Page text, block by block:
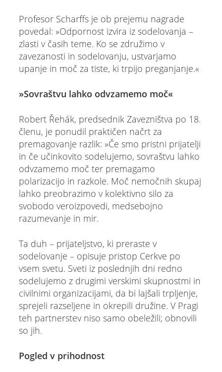
Profesor Scharffs je ob prejemu nagrade
povedal: »Odpornost izvira iz sodelovanja –
zlasti v časih teme. Ko se združimo v
zavezanosti in sodelovanju, ustvarjamo
upanje in moč za tiste, ki trpijo preganjanje.«
»Sovraštvu lahko odvzamemo moč«
Robert Řehák, predsednik Zavezništva po 18.
členu, je ponudil praktičen načrt za
premagovanje razlik: »Če smo pristni prijatelji
in če učinkovito sodelujemo, sovraštvu lahko
odvzamemo moč ter premagamo
polarizacijo in razkole. Moč nemočnih skupaj
lahko preobrazimo v kolektivno silo za
svobodo veroizpovedi, medsebojno
razumevanje in mir.
Ta duh – prijateljstvo, ki preraste v
sodelovanje – opisuje pristop Cerkve po
vsem svetu. Sveti iz poslednjih dni redno
sodelujemo z drugimi verskimi skupnostmi in
civilnimi organizacijami, da bi lajšali trpljenje,
sprejeli razseljene in okrepili družine. V Pragi
teh partnerstev niso samo obeležili; obnovili
so jih.
Pogled v prihodnost